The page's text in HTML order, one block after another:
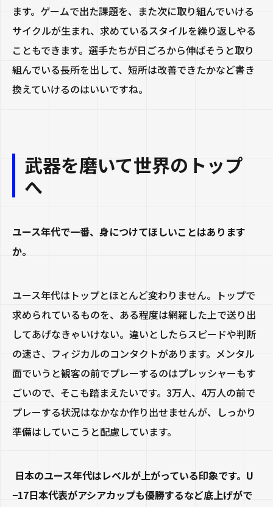
ます。ゲームで出た課題を、また次に取り組んでいける
サイクルが生まれ、求めているスタイルを繰り返しやる
こともできます。選手たちが日ごろから伸ばそうと取り
組んでいる長所を出して、短所は改善できたかなど書き
換えていけるのはいいですね。
武器を磨いて世界のトップ
へ
ユース年代で一番、身につけてほしいことはあります
か。
ユース年代はトップとほとんど変わりません。トップで
求められているものを、ある程度は網羅した上で送り出
してあげなきゃいけない。違いとしたらスピードや判断
の速さ、フィジカルのコンタクトがあります。メンタル
面でいうと観客の前でプレーするのはプレッシャーもす
ごいので、そこも踏まえたいです。 3万人、 4万人の前で
プレーする状況はなかなか作り出せませんが、しっかり
準備はしていこうと配慮しています。
日本のユース年代はレベルが上がっている印象です。U
−17日本代表がアシアカップも優勝するなど底上げがで